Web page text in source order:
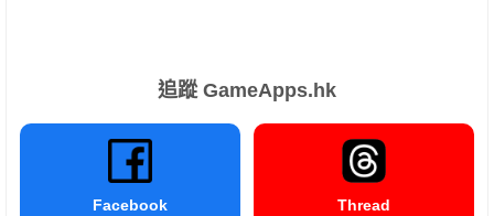
追蹤 GameApps.hk
Facebook Thread